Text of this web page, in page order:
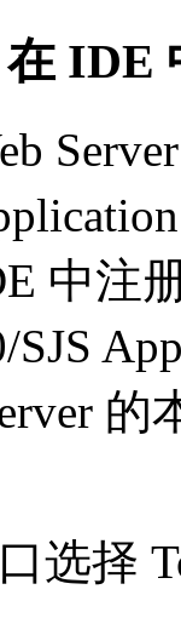
在 IDE
中注
SJS
选择